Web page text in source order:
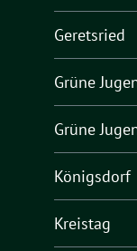
Geretsried
Grüne
Grüne
Königsdorf
Kreistag